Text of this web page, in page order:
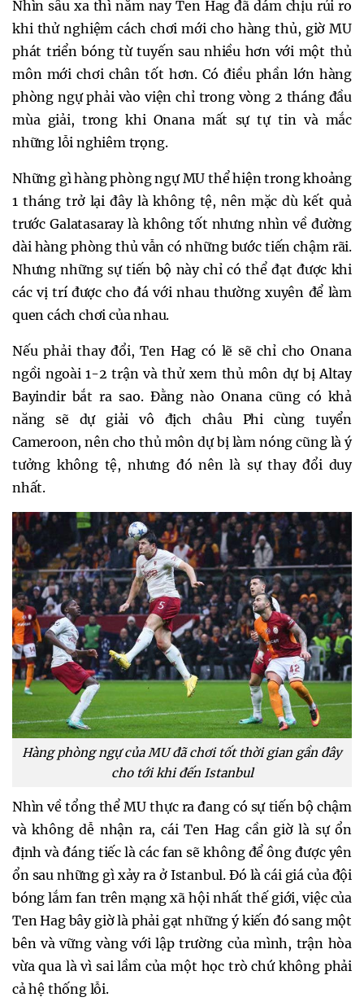
Nhìn sâu xa thì năm nay Ten Hag đã dám chịu rủi ro
khi thử nghiệm cách chơi mới cho hàng thủ, giờ MU
phát triển bóng từ tuyến sau nhiều hơn với một thủ
môn mới chơi chân tốt hơn. Có điều phần lớn hàng
phòng ngự phải vào viện chỉ trong vòng 2 tháng đầu
mùa giải, trong khi Onana mất sự tự tin và mắc
những lỗi nghiêm trọng.
Những gì hàng phòng ngự MU thể hiện trong khoảng
1 tháng trở lại đây là không tệ, nên mặc dù kết quả
trước Galatasaray là không tốt nhưng nhìn về đường
dài hàng phòng thủ vẫn có những bước tiến chậm rãi.
Nhưng những sự tiến bộ này chỉ có thể đạt được khi
các vị trí được cho đá với nhau thường xuyên để làm
quen cách chơi của nhau.
Nếu phải thay đổi, Ten Hag có lẽ sẽ chỉ cho Onana
ngồi ngoài 1-2 trận và thử xem thủ môn dự bị Altay
Bayindir bắt ra sao. Đằng nào Onana cũng có khả
năng sẽ dự giải vô địch châu Phi cùng tuyển
Cameroon, nên cho thủ môn dự bị làm nóng cũng là ý
tưởng không tệ, nhưng đó nên là sự thay đổi duy
nhất.
Hàng phòng ngự của MU đã chơi tốt thời gian gần đây
cho tới khi đến Istanbul
Nhìn về tổng thể MU thực ra đang có sự tiến bộ chậm
và không dễ nhận ra, cái Ten Hag cần giờ là sự ổn
định và đáng tiếc là các fan sẽ không để ông được yên
ổn sau những gì xảy ra ở Istanbul. Đó là cái giá của đội
bóng lắm fan trên mạng xã hội nhất thế giới, việc của
Ten Hag bây giờ là phải gạt những ý kiến đó sang một
bên và vững vàng với lập trường của mình, trận hòa
vừa qua là vì sai lầm của một học trò chứ không phải
cả hệ thống lỗi.